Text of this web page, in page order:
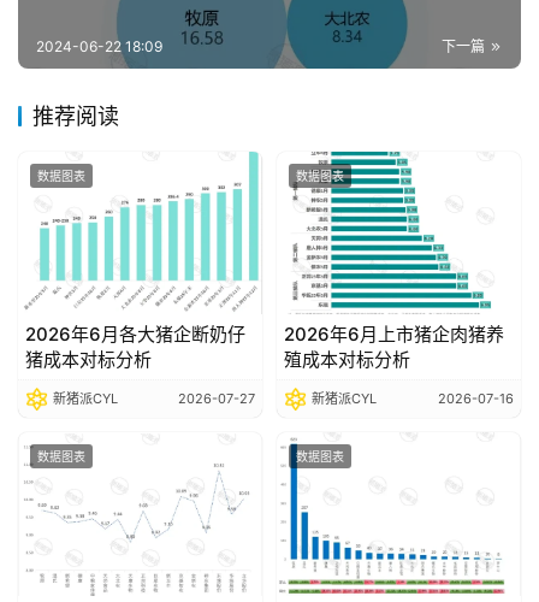
数
图
今
日
猪
价
下一篇
2024-06-22 18:09
推荐阅读
数据图表
2026年6月各大猪企断奶仔
猪成本对标分析
新猪派CYL 2026-07-27
数据图表
2026年6月上市猪企肉猪养
殖成本对标分析
新猪派CYL 2026-07-16
数据图表 数据图表